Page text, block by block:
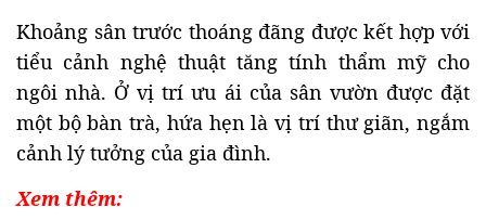
Khoảng sân trước thoáng đãng được kết hợp với
tiểu cảnh nghệ thuật tăng tính thẩm mỹ cho
ngôi nhà. Ở vị trí ưu ái của sân vườn được đặt
một bộ bàn trà, hứa hẹn là vị trí thư giãn, ngắm
cảnh lý tưởng của gia đình.
Xem thêm: